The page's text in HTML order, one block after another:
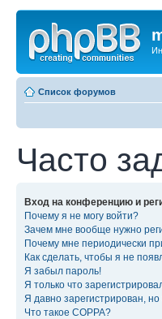
Список форумов
Часто
Вход на конференцию и
Почему я не могу войти?
Зачем мне вообще нужно
Почему мне периодически
Как сделать, чтобы я не
Я забыл пароль!
Я только что
Я давно зарегистрирован,
Что такое COPPA?